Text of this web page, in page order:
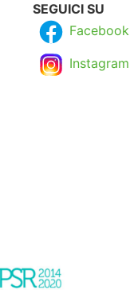
SEGUICI SU
Facebook
Instagram